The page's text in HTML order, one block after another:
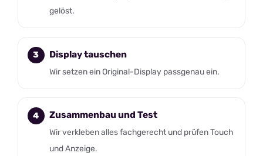
gelöst.
Display tauschen
Wir setzen ein Original-Display passgenau ein.
Zusammenbau und Test
Wir verkleben alles fachgerecht und prüfen Touch
und Anzeige.